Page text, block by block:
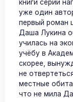
книги серии
уже один
первый роман
Даша Лукина
училась на
учёбу в
скорее,
не
местные
что не мила